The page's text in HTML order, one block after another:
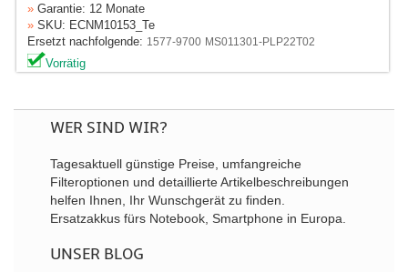
» Garantie: 12 Monate
» SKU: ECNM10153_Te
Ersetzt nachfolgende: 1577-9700 MS011301-PLP22T02
Vorrätig
WER SIND WIR?
Tagesaktuell günstige Preise, umfangreiche
Filteroptionen und detaillierte Artikelbeschreibungen
helfen Ihnen, Ihr Wunschgerät zu finden.
Ersatzakkus fürs Notebook, Smartphone in Europa.
UNSER BLOG